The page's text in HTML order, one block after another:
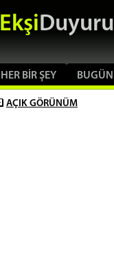
EkşiDuyuru
HER BIR ŞEY BUGÜN
AÇIK GÖRÜNÜM